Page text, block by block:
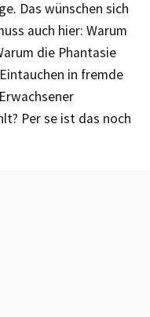
Das wünschen sich
auch hier: Warum
die Phantasie
in fremde
Per se ist das noch